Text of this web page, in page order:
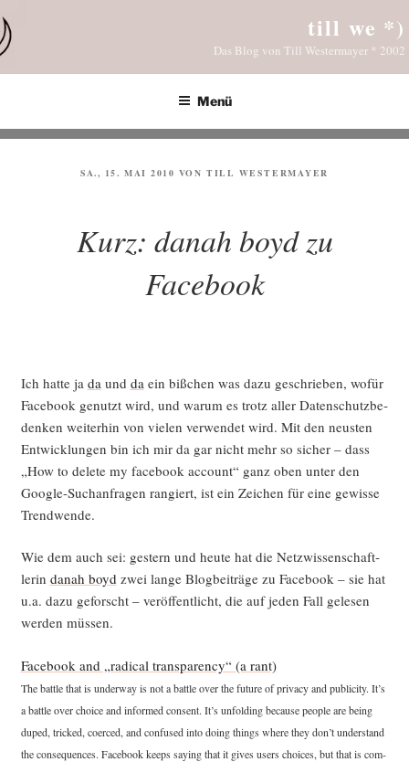
Inhalt
springen
till we *)
Das Blog von Till Westermayer * 2002
Menü
VERÖFFENTLICHT
SA., 15. MAI 2010 VON TILL WESTERMAYER
Kurz: danah boyd zu
Facebook
Ich hat­te ja da und da ein biß­chen was dazu geschrie­ben, wofür
Face­book genutzt wird, und war­um es trotz aller Daten­schutz­be­
den­ken wei­ter­hin von vie­len ver­wen­det wird. Mit den neus­ten
Ent­wick­lun­gen bin ich mir da gar nicht mehr so sicher – dass
„How to dele­te my face­book account“ ganz oben unter den
Goog­le-Such­an­fra­gen ran­giert, ist ein Zei­chen für eine gewis­se
Trendwende.
Wie dem auch sei: ges­tern und heu­te hat die Netz­wis­sen­schaft­
le­rin danah boydzwei lan­ge Blog­bei­trä­ge zu Face­book – sie hat
u.a. dazu geforscht – ver­öf­fent­licht, die auf jeden Fall gele­sen
wer­den müssen.
Face­book and „radi­cal trans­pa­ren­cy“ (a rant)
The batt­le that is under­way is not a batt­le over the future of pri­va­cy and publi­ci­ty. It’s
a batt­le over choice and infor­med con­sent. It’s unfol­ding becau­se peo­p­le are being
duped, tri­cked, coer­ced, and con­fu­sed into doing things whe­re they don’t under­stand
the con­se­quen­ces. Face­book keeps say­ing that it gives users choices, but that is com­